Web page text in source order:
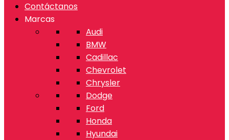
Contáctanos
Marcas
Audi
BMW
Cadillac
Chevrolet
Chrysler
Dodge
Ford
Honda
Hyundai